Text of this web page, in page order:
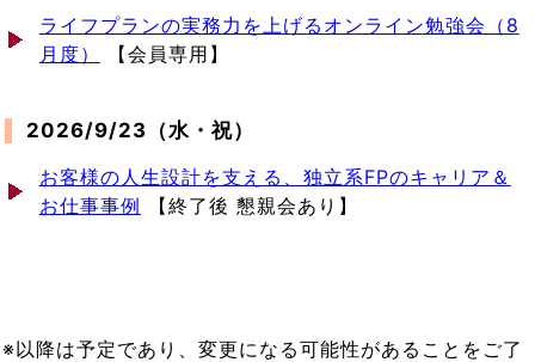
ライフプランの実務力を上げるオンライン勉強会（8
月度）
【会員専用】
2026/9/23（水・祝）
お客様の人生設計を支える、独立系FPのキャリア＆
お仕事事例 【終了後 懇親会あり】
※以降は予定であり、変更になる可能性があることをご了